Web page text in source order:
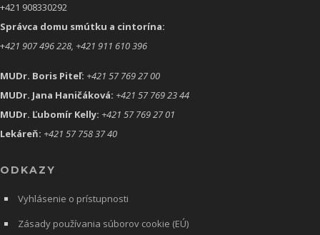
+421 908330292
Správca domu smútku a cintorína:
+421 907 496 228, +421 911 610 396
MUDr. Boris Piteľ: +421 57 769 27 00
MUDr. Jana Haničáková: +421 57 769 23 44
MUDr. Ľubomír Kelly: +421 57 769 27 01
Lekáreň: +421 57 758 37 40
ODKAZY
Vyhlásenie o prístupnosti
Zásady používania súborov cookie (EÚ)